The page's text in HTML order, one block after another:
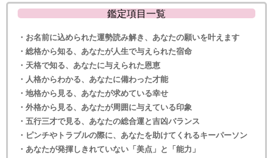
鑑定項目一覧
・お名前に込められた運勢読み解き、あなたの願いを叶えます
・総格から知る、あなたが人生で与えられた宿命
・天格で知る、あなたに与えられた恩恵
・人格からわかる、あなたに備わった才能
・地格から見る、あなたが求めている幸せ
・外格から見る、あなたが周囲に与えている印象
・五行三才で見る、あなたの総合運と吉凶バランス
・ピンチやトラブルの際に、あなたを助けてくれるキーパーソン
・あなたが発揮しきれていない「美点」と「能力」